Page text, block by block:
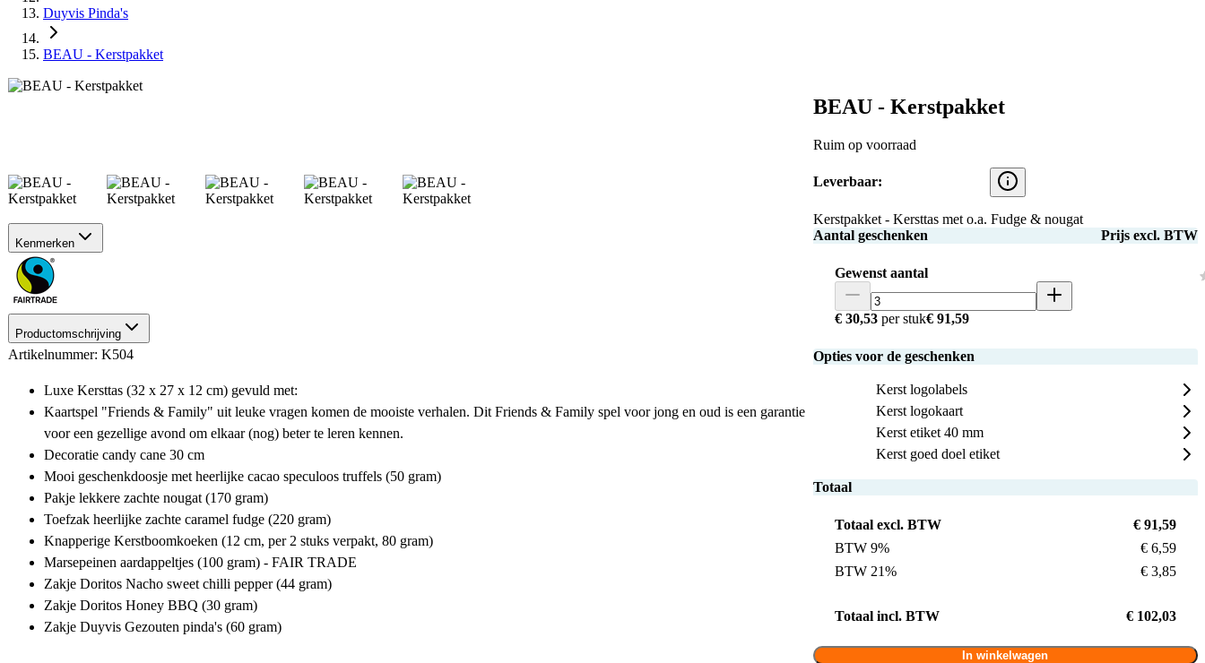
Duyvis Pinda's
BEAU - Kerstpakket
BEAU - Kerstpakket
Ruim op voorraad
Leverbaar:
Kerstpakket - Kersttas met o.a. Fudge & nougat
Aantal geschenken
Prijs excl. BTW
Gewenst aantal
€ 30,53per stuk€ 91,59
Opties voor de geschenken
Kerst logolabels
Kerst logokaart
Kerst etiket 40 mm
Kerst goed doel etiket
Totaal
Totaal excl. BTW
€ 91,59
BTW 9%
€ 6,59
BTW 21%
€ 3,85
Totaal incl. BTW € 102,03
In winkelwagen
Kenmerken
Productomschrijving
Artikelnummer: K504
Luxe Kersttas (32 x 27 x 12 cm) gevuld met:
Kaartspel "Friends & Family" uit leuke vragen komen de mooiste verhalen. Dit Friends & Family spel voor jong en oud is een garantie
voor een gezellige avond om elkaar (nog) beter te leren kennen.
Decoratie candy cane 30 cm
Mooi geschenkdoosje met heerlijke cacao speculoos truffels (50 gram)
Pakje lekkere zachte nougat (170 gram)
Toefzak heerlijke zachte caramel fudge (220 gram)
Knapperige Kerstboomkoeken (12 cm, per 2 stuks verpakt, 80 gram)
Marsepeinen aardappeltjes (100 gram) - FAIR TRADE
Zakje Doritos Nacho sweet chilli pepper (44 gram)
Zakje Doritos Honey BBQ (30 gram)
Zakje Duyvis Gezouten pinda's (60 gram)